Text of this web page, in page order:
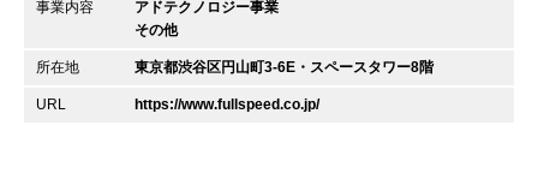
事業内容
アドテクノロジー事業
その他
所在地 東京都渋谷区円山町3-6E・スペースタワー8階
URL https://www.fullspeed.co.jp/